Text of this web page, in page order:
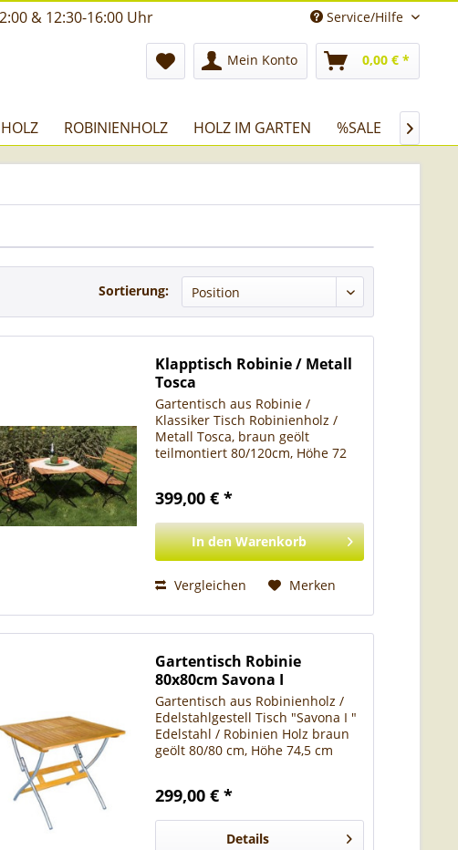
& 12:30-16:00 Uhr Service/Hilfe
Mein Konto 0,00 € *
ROBINIENHOLZ HOLZ IM GARTEN %SALE 
Sortierung:
Klapptisch Robinie / Metall
Tosca
Gartentisch aus Robinie /
Klassiker Tisch Robinienholz /
Metall Tosca, braun geölt
teilmontiert 80/120cm, Höhe 72
Robinienholz/Metall -
platzsparend, klappbar - braun
geölt...
399,00 € *
In den Warenkorb
Vergleichen Merken
Gartentisch Robinie
80x80cm Savona I
Gartentisch aus Robinienholz /
Edelstahlgestell Tisch "Savona I "
Edelstahl / Robinien Holz braun
geölt 80/80 cm, Höhe 74,5 cm
- braun geölt - passende Sessel
299,00 € *
Details